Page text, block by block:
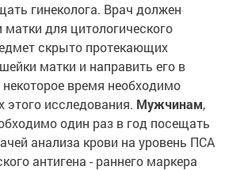
гинеколога. Врач должен
для цитологического
скрыто протекающих
матки и направить его в
время необходимо
этого исследования. Мужчинам,
один раз в год посещать
анализа крови на уровень ПСА
антигена - раннего маркера